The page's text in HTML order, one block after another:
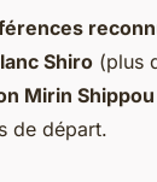
Shiro (plus
Mirin Shippou
de départ.